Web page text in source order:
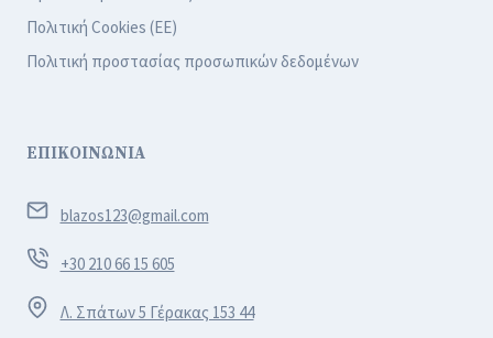
Πολιτική Cookies (ΕΕ)
Πολιτική προστασίας προσωπικών δεδομένων
ΕΠΙΚΟΙΝΩΝΙΑ
blazos123@gmail.com
+30 210 66 15 605
Λ. Σπάτων 5 Γέρακας 153 44